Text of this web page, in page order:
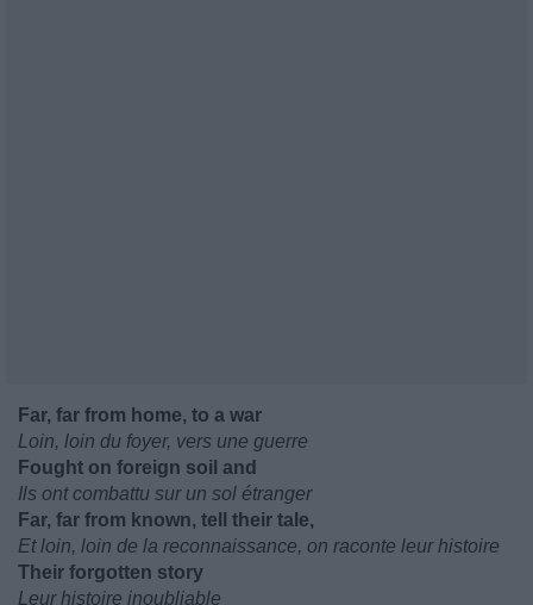
Far, far from home, to a war
Loin, loin du foyer, vers une guerre
Fought on foreign soil and
Ils ont combattu sur un sol étranger
Far, far from known, tell their tale,
Et loin, loin de la reconnaissance, on raconte leur histoire
Their forgotten story
Leur histoire inoubliable